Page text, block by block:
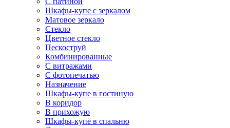
Шкафы-купе с зеркалом
Матовое зеркало
Стекло
Цветное стекло
Пескоструй
Комбинированные
С витражами
С фотопечатью
Назначение
Шкафы-купе в гостиную
В коридор
В прихожую
Шкафы-купе в спальню